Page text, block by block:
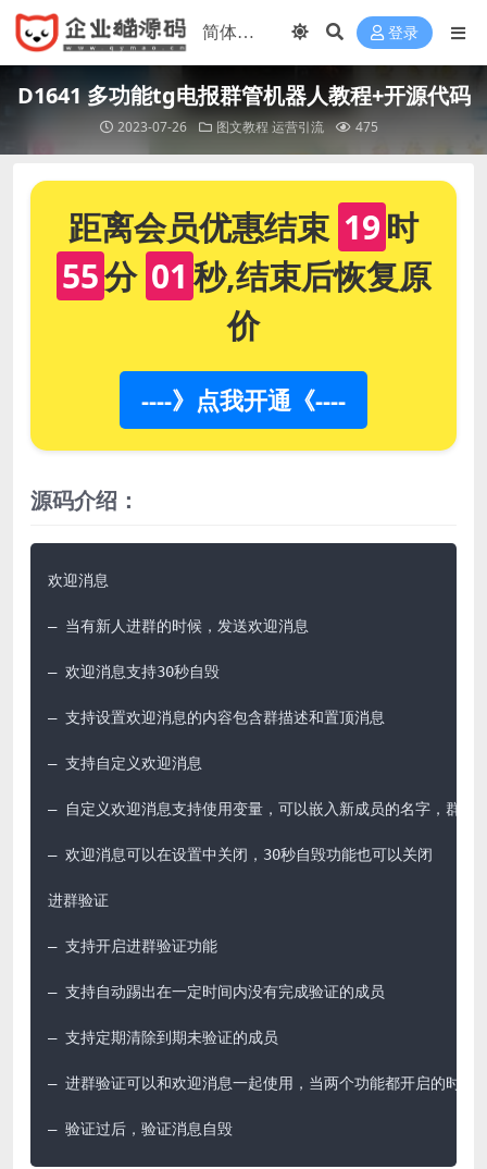
登录
D1641 多功能tg电报群管机器人教程+开源代码
2023-07-26 图文教程 运营引流 475
距离会员优惠结束 19时
55分 01 秒,结束后恢复原
价
----》点我开通《----
源码介绍：
欢迎消息
– 当有新人进群的时候，发送欢迎消息
– 欢迎消息支持30秒自毁
– 支持设置欢迎消息的内容包含群描述和置顶消息
– 支持自定义欢迎消息
– 自定义欢迎消息支持使用变量，可以嵌入新成员的名字，群描
– 欢迎消息可以在设置中关闭，30秒自毁功能也可以关闭
进群验证
– 支持开启进群验证功能
– 支持自动踢出在一定时间内没有完成验证的成员
– 支持定期清除到期未验证的成员
– 进群验证可以和欢迎消息一起使用，当两个功能都开启的时候
– 验证过后，验证消息自毁